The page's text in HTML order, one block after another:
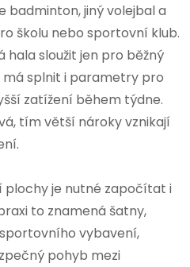
badminton, jiný volejbal a
školu nebo sportovní klub.
hala sloužit jen pro běžný
splnit i parametry pro
zatížení během týdne.
tím větší nároky vznikají
je nutné započítat i
to znamená šatny,
vybavení,
pohyb mezi